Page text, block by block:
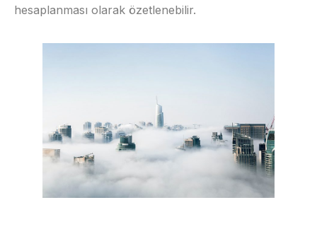
hesaplanması olarak özetlenebilir.